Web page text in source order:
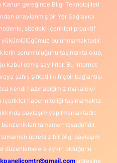
Kanun gereğince Bilgi Teknolojileri
onaylanmış bir Yer Sağlayıcı
sitedeki içerikleri proaktif
bulunmamaktadır.
sorumluluğunu taşımakta olup,
kabul etmiş sayılırlar. Bu internet
şahıs şirketi ile hiçbir bağlantısı
kendi hazırladığımız makaleler
içerikler haber niteliği taşımamakta
paylaşım yapılmamaktadır.
tamamen tesadüfidir.
ücretsiz bir bilgi paylaşım
düzenlemelere aykırı olduğunu
adresine